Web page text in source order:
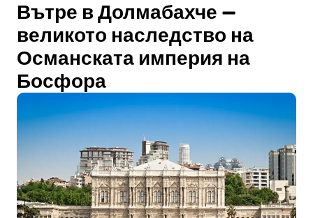
Вътре в Долмабахче —
великото наследство на
Османската империя на
Босфора